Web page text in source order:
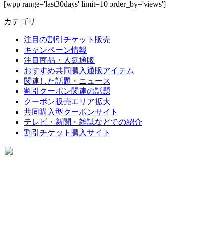
[wpp range='last30days' limit=10 order_by='views']
カテゴリ
注目の割引チケット販売
キャンペーン情報
注目商品・人気通販
おすすめ共同購入通販アイテム
関連した話題・ニュース
割引クーポン関連の話題
クーポン販売エリア拡大
共同購入型クーポンサイト
テレビ・新聞・雑誌などでの紹介
割引チケット購入サイト